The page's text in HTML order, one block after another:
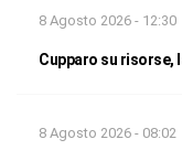
8 Agosto 2026 - 12:30
Cupparo su risorse,
8 Agosto 2026 - 08:02